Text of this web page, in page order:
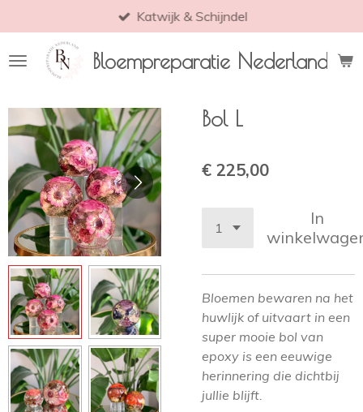
direct
naar
Bloempreparatie Nederland
Katwijk & Schijndel
Bol L
€ 225,00
In
Bloemen bewaren na het
huwlijk of uitvaart in een
super mooie bol van
epoxy is een eeuwige
herinnering die dichtbij
jullie blijft.